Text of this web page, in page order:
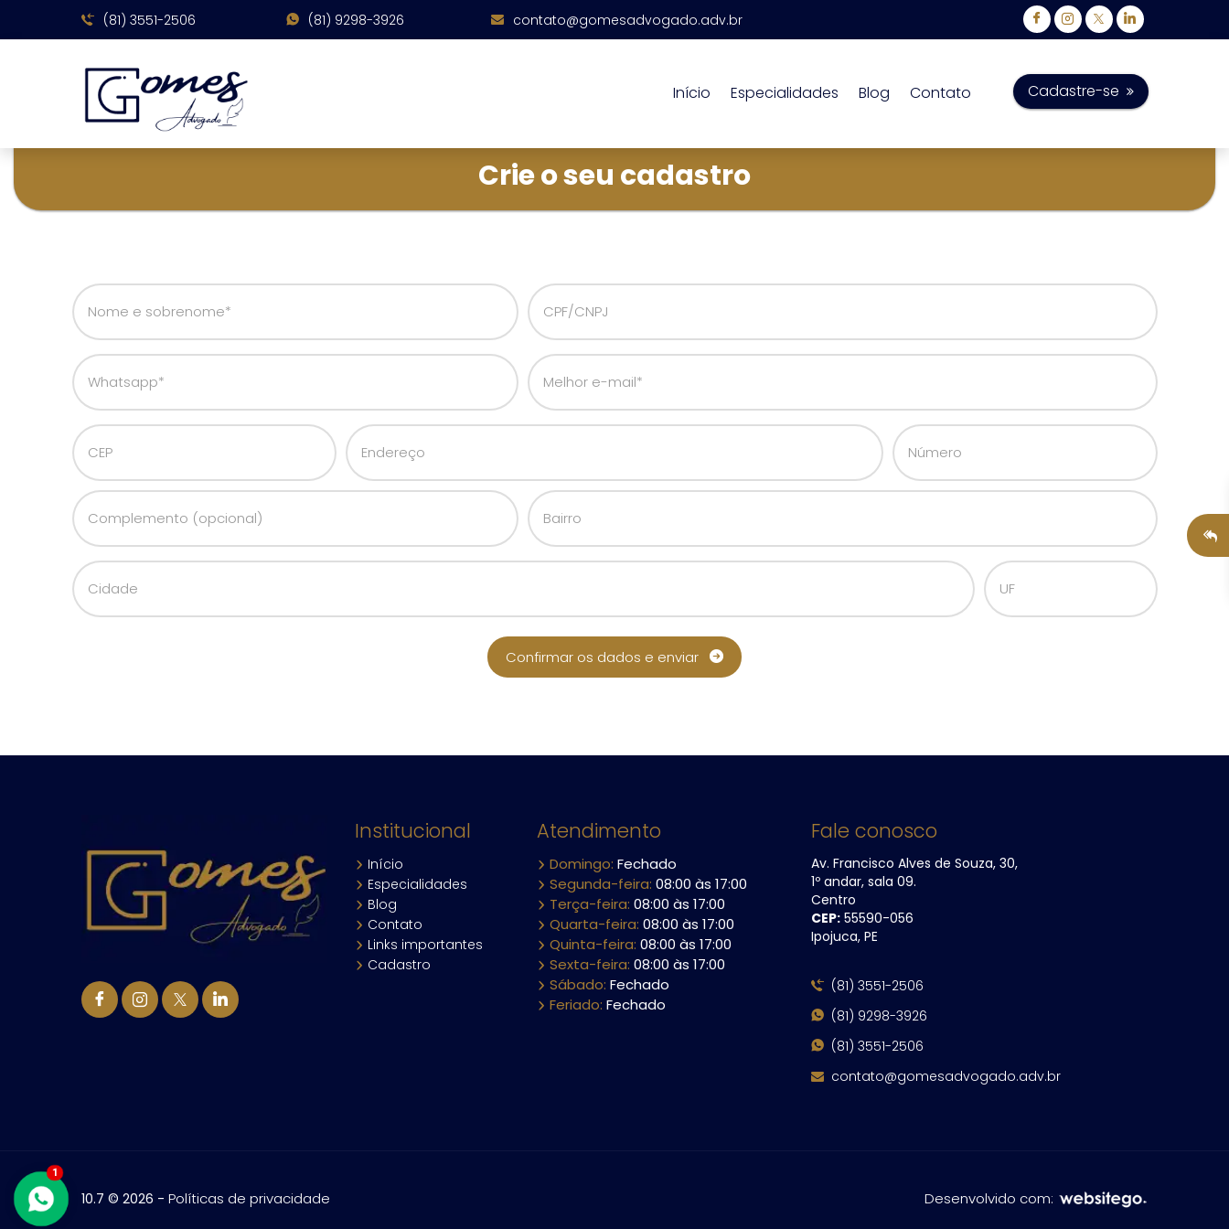
(81) 3551-2506 (81) 9298-3926 contato@gomesadvogado.adv.br
Início Especialidades Blog Contato Cadastre-se
Crie o seu cadastro
Confirmar os dados e enviar
Institucional
Início
Especialidades
Blog
Contato
Links importantes
Cadastro
Atendimento
Domingo:Fechado
Segunda-feira:08:00 às 17:00
Terça-feira:08:00 às 17:00
Quarta-feira:08:00 às 17:00
Quinta-feira:08:00 às 17:00
Sexta-feira:08:00 às 17:00
Sábado:Fechado
Feriado:Fechado
Fale conosco
Av. Francisco Alves de Souza, 30,
1º andar, sala 09.
Centro
CEP:55590​-056
Ipojuca, PE
(81) 3551-2506
(81) 9298-3926
(81) 3551-2506
contato@gomesadvogado.adv.br
10.7 © 2026 - Políticas de privacidade Desenvolvido com:
1